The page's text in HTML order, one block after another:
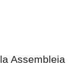
Assembleia